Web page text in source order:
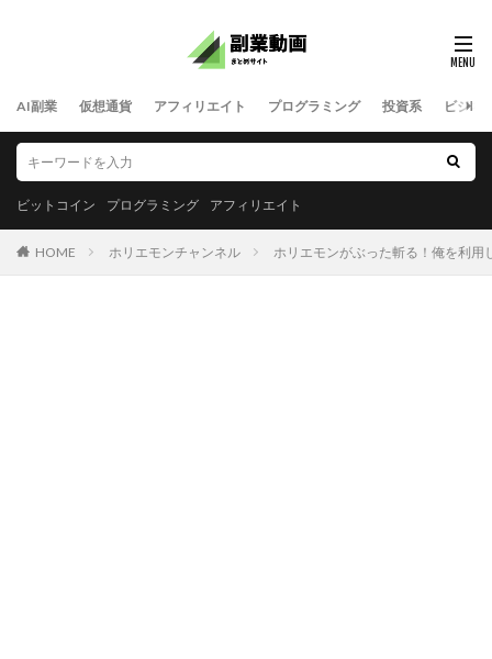
AI副業 仮想通貨 アフィリエイト プログラミング 投資系 ビジネ
ビットコイン プログラミング アフィリエイト
HOME ホリエモンチャンネル ホリエモンがぶった斬る！俺を利